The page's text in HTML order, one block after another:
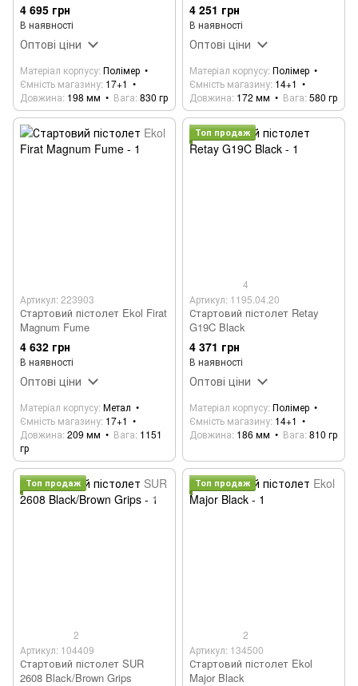
4 695 грн
В наявності
Оптові ціни
Матеріал корпусу Полімер
Ємність магазину 17+1
Довжина 198 мм Вага 830 гр
4 251 грн
В наявності
Оптові ціни
Матеріал корпусу Полімер
Ємність магазину 14+1
Довжина 172 мм Вага 580 гр
Артикул: 223903
Стартовий пістолет Ekol Firat
Magnum Fume
4 632 грн
В наявності
Оптові ціни
Матеріал корпусу Метал
Ємність магазину 17+1
Довжина 209 мм Вага 1151
гр
Топ продаж
4
Артикул: 1195.04.20
Стартовий пістолет Retay
G19C Black
4 371 грн
В наявності
Оптові ціни
Матеріал корпусу Полімер
Ємність магазину 14+1
Довжина 186 мм Вага 810 гр
Топ продаж
2
Артикул: 104409
Стартовий пістолет SUR
2608 Black/Brown Grips
Топ продаж
2
Артикул: 134500
Стартовий пістолет Ekol
Major Black